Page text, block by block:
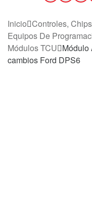
Inicio Controles,
Equipos De
Módulos TCU Módulo
cambios Ford DPS6